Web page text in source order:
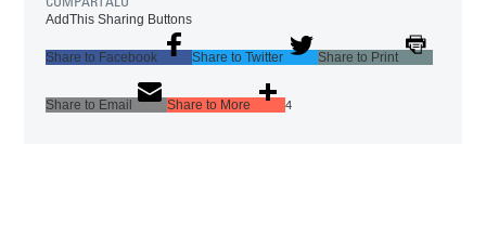
AddThis Sharing Buttons
Share to Facebook Share to Twitter Share to Print
Share to Email Share to More 4